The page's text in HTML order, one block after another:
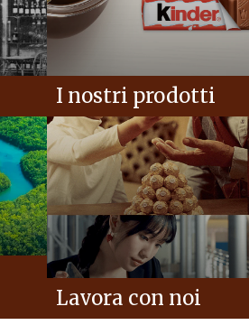
I nostri prodotti
Lavora con noi